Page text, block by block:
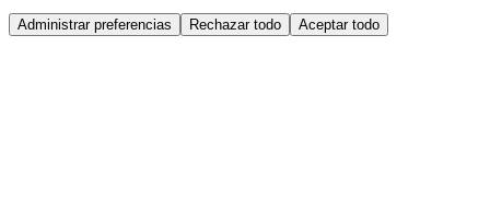
Administrar preferencias Rechazar todo Aceptar todo